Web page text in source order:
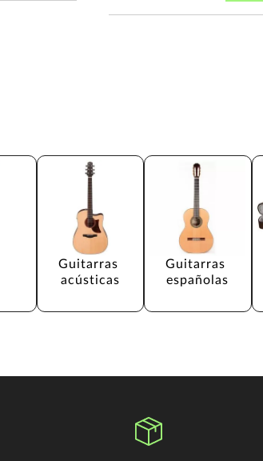
Guitarras
acústicas
Guitarras
españolas